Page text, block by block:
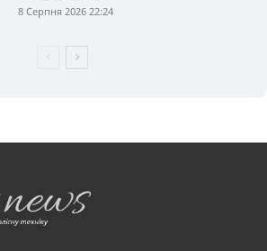
8 Серпня 2026 22:24